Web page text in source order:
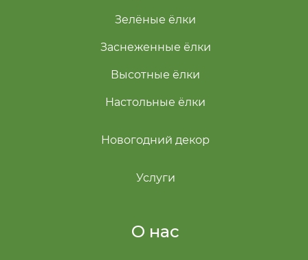
О нас
Зелёные ёлки
Заснеженные ёлки
Высотные ёлки
Настольные ёлки
Услуги
Новогодний декор